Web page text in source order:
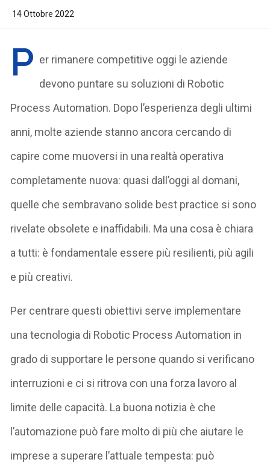
14 Ottobre 2022
P er rimanere competitive oggi le aziende
devono puntare su soluzioni di Robotic
Process Automation. Dopo l’esperienza degli ultimi
anni, molte aziende stanno ancora cercando di
capire come muoversi in una realtà operativa
completamente nuova: quasi dall’oggi al domani,
quelle che sembravano solide best practice si sono
rivelate obsolete e inaffidabili. Ma una cosa è chiara
a tutti: è fondamentale essere più resilienti, più agili
e più creativi.
Per centrare questi obiettivi serve implementare
una tecnologia di Robotic Process Automation in
grado di supportare le persone quando si verificano
interruzioni e ci si ritrova con una forza lavoro al
limite delle capacità. La buona notizia è che
l’automazione può fare molto di più che aiutare le
imprese a superare l’attuale tempesta: può